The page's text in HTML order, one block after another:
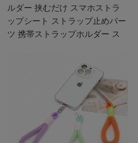
ルダー 挟むだけ スマホストラ
ップシート ストラップ止めパー
ツ 携帯ストラップホルダー ス